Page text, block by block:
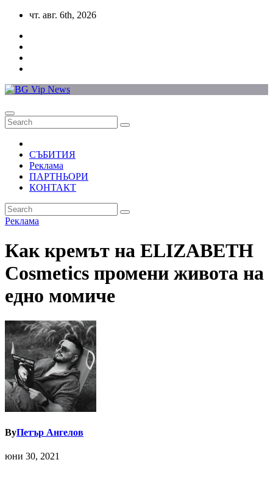
Skip
content
чт. авг. 6th, 2026
СЪБИТИЯ
Реклама
ПАРТНЬОРИ
КОНТАКТ
Реклама
Как кремът на ELIZABETH
Cosmetics промени живота на
едно момиче
ByПетър Ангелов
юни 30, 2021